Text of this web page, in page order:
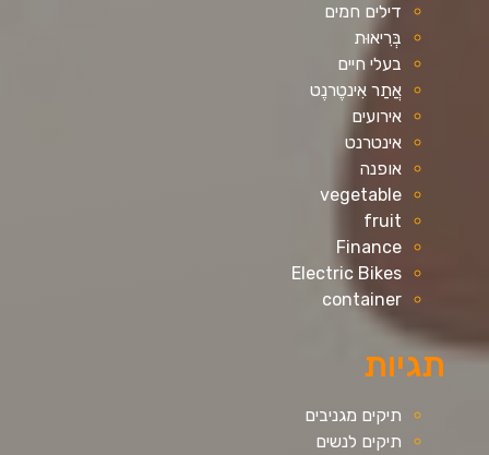
דילים חמים
בְּרִיאוּת
בעלי חיים
אֲתַר אִינטֶרנֶט
אירועים
אינטרנט
אופנה
vegetable
fruit
Finance
Electric Bikes
container
תגיות
תיקים מגניבים
תיקים לנשים